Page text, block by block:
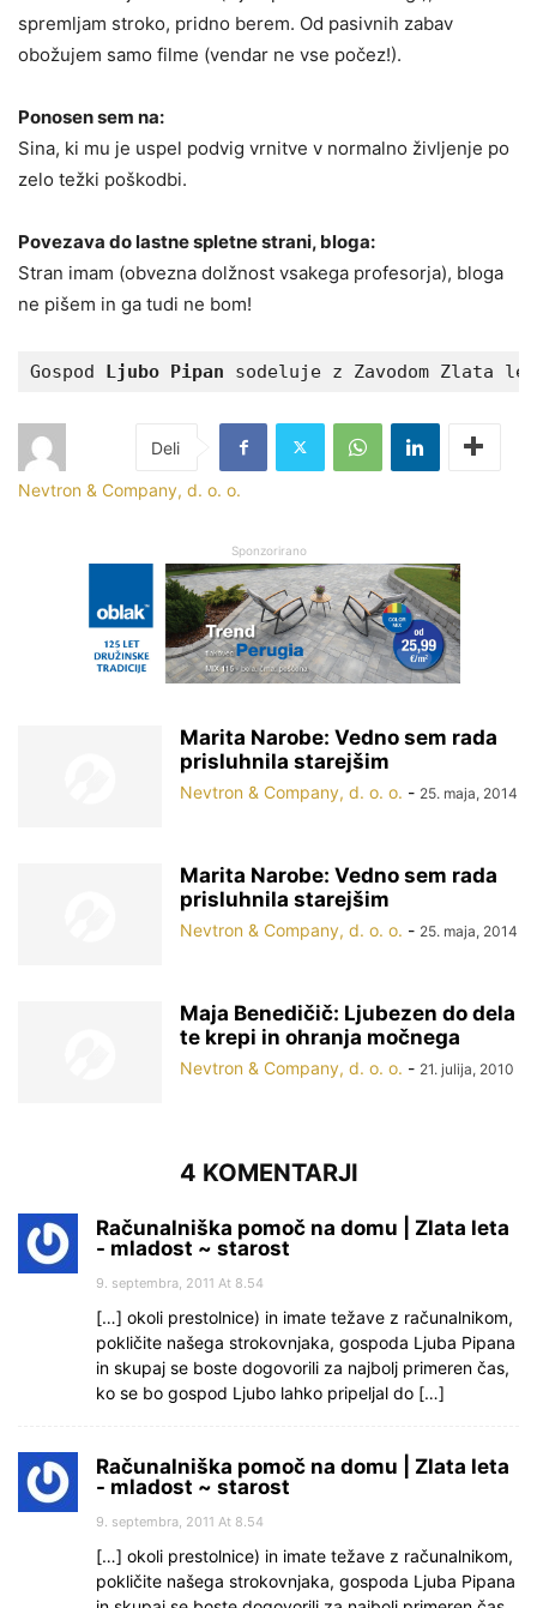
spremljam stroko, pridno berem. Od pasivnih zabav
obožujem samo filme (vendar ne vse počez!).
Ponosen sem na:
Sina, ki mu je uspel podvig vrnitve v normalno življenje po
zelo težki poškodbi.
Povezava do lastne spletne strani, bloga:
Stran imam (obvezna dolžnost vsakega profesorja), bloga
ne pišem in ga tudi ne bom!
Gospod Ljubo Pipan sodeluje z Zavodom Zlata
Nevtron & Company, d. o. o.
Sponzorirano
Marita Narobe: Vedno sem rada
prisluhnila starejšim
Nevtron & Company, d. o. o. - 25. maja, 2014
Marita Narobe: Vedno sem rada
prisluhnila starejšim
Nevtron & Company, d. o. o. - 25. maja, 2014
Maja Benedičič: Ljubezen do dela
te krepi in ohranja močnega
Nevtron & Company, d. o. o. - 21. julija, 2010
4 KOMENTARJI
Računalniška pomoč na domu | Zlata leta
- mladost ~ starost
9. septembra, 2011 At 8.54
[…] okoli prestolnice) in imate težave z računalnikom,
pokličite našega strokovnjaka, gospoda Ljuba Pipana
in skupaj se boste dogovorili za najbolj primeren čas,
ko se bo gospod Ljubo lahko pripeljal do […]
Računalniška pomoč na domu | Zlata leta
- mladost ~ starost
9. septembra, 2011 At 8.54
[…] okoli prestolnice) in imate težave z računalnikom,
pokličite našega strokovnjaka, gospoda Ljuba Pipana